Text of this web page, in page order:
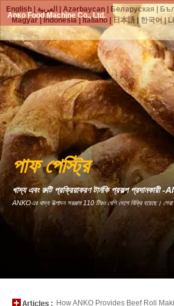
Anko Food Machine Co., Ltd.
পাফ পেস্ট্রি
খাদ্য এবং রুটি প্রক্রিয়াকরণ টার্নকি প্রকল্প প্রদানকারী -
ANKOএর খাদ্য উত্পাদন সরঞ্জাম 110 টিরও বেশি দেশে বিক্রি হয়েছে।
How ANKO Provides Beef Roll
English العربية |Azərbaycan Беларуская
Magyar|Indonesia| Italiano| 日本語|한국어|